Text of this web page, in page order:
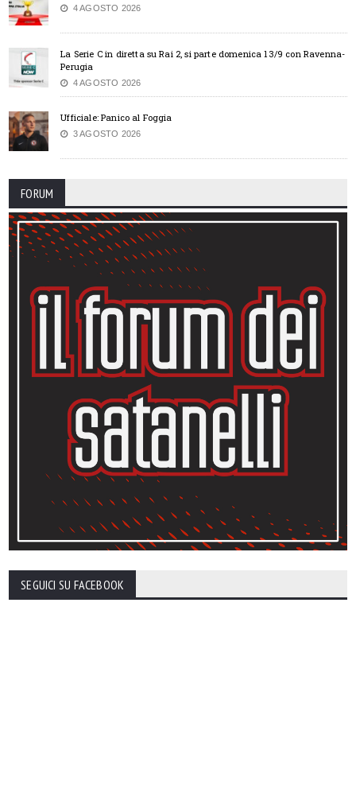
4 AGOSTO 2026
La Serie C in diretta su Rai 2, si parte domenica 13/9 con Ravenna-
Perugia
4 AGOSTO 2026
Ufficiale: Panico al Foggia
3 AGOSTO 2026
FORUM
SEGUICI SU FACEBOOK